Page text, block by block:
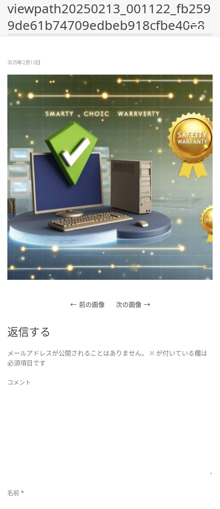
viewpath20250213_001122_fb259
9de61b74709edbeb918cfbe40e8
2025年2月13日
前の画像 次の画像
返信する
メールアドレスが公開されることはありません。 ※ が付いている欄は
必須項目です
コメント
名前*